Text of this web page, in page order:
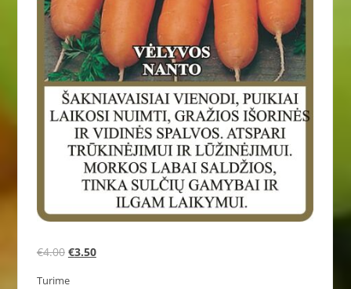
€4.00 Original
was:
€3.50Current
Turime